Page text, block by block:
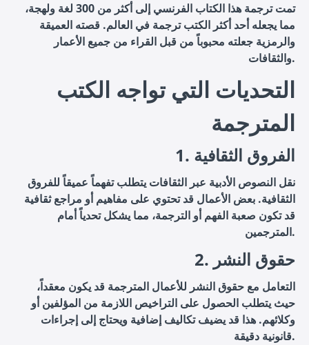
تمت ترجمة هذا الكتاب الفرنسي إلى أكثر من 300 لغة ولهجة،
مما يجعله أحد أكثر الكتب ترجمة في العالم. قصته العميقة
والرمزية جعلته محبوباً من قبل القراء من جميع الأعمار
والثقافات.
التحديات التي تواجه الكتب
المترجمة
1. الفروق الثقافية
نقل النصوص الأدبية عبر الثقافات يتطلب تفهماً عميقاً للفروق
الثقافية. بعض الأعمال قد تحتوي على مفاهيم أو مراجع ثقافية
قد تكون صعبة الفهم أو الترجمة، مما يشكل تحدياً أمام
المترجمين.
2. حقوق النشر
التعامل مع حقوق النشر للأعمال المترجمة قد يكون معقداً،
حيث يتطلب الحصول على التراخيص اللازمة من المؤلفين أو
وكلائهم. هذا قد يضيف تكاليف إضافية ويحتاج إلى إجراءات
قانونية دقيقة.